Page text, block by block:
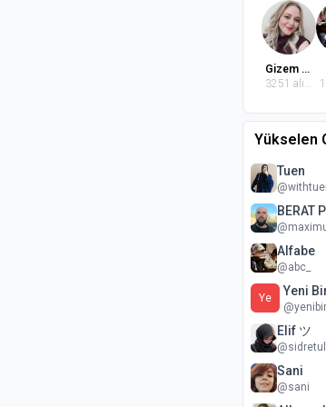
Gizem Dindaroğlu
3251 alıntı
Yükselen
Tuen
BERAT
Alfabe
@abc_
Ye Yeni
Elif ツ
Sani
@sani